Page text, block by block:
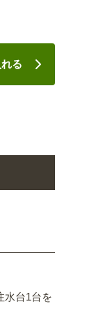
る
水台1台を